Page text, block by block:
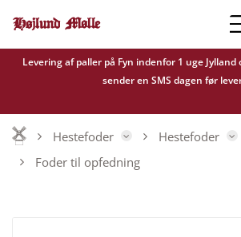
Levering af paller på Fyn indenfor 1 uge
sender en SMS dagen før
Hestefoder
Hestefoder
Foder til opfedning